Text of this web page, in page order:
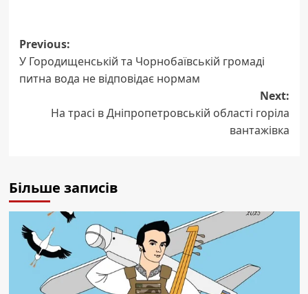
Post
navigation
Previous:
У Городищенській та Чорнобаївській громаді
питна вода не відповідає нормам
Next:
На трасі в Дніпропетровській області горіла
вантажівка
Більше записів